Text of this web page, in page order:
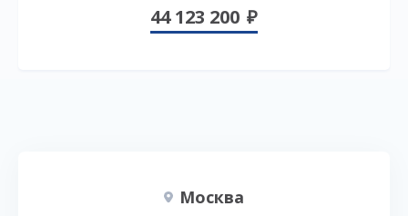
44 123 200
Москва